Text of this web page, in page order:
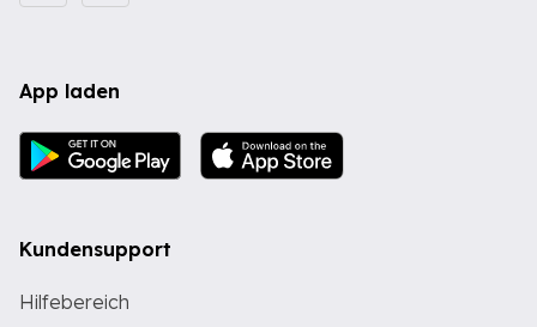
App laden
Kundensupport
Hilfebereich